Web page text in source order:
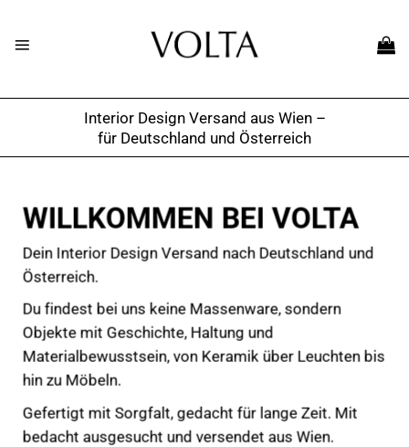
content
Interior Design Versand aus Wien –
für Deutschland und Österreich
WILLKOMMEN BEI VOLTA
Dein Interior Design Versand nach Deutschland und
Österreich.
Du findest bei uns keine Massenware, sondern
Objekte mit Geschichte, Haltung und
Materialbewusstsein, von Keramik über Leuchten bis
hin zu Möbeln.
Gefertigt mit Sorgfalt, gedacht für lange Zeit. Mit
bedacht ausgesucht und versendet aus Wien.